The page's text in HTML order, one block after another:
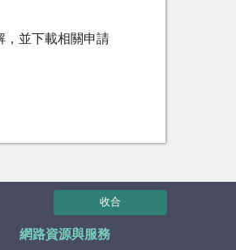
，並下載相關申請
收合
網路資源與服務